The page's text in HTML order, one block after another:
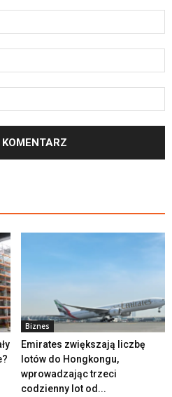
Biznes
Emirates zwiększają liczbę
lotów do Hongkongu,
wprowadzając trzeci
codzienny lot od...